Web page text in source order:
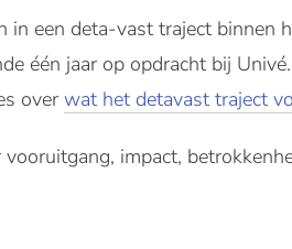
een deta-vast traject binnen
één jaar op opdracht bij
over wat het detavast traject
impact,